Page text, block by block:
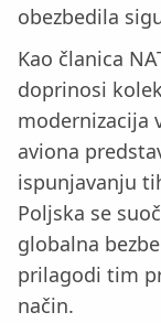
obezbedila
Kao članica
doprinosi
modernizacija
aviona
ispunjavanju
Poljska se
globalna
prilagodi tim
način.